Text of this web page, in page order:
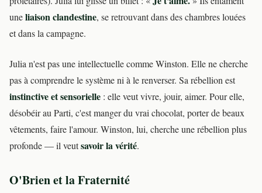
uneliaison clandestine, se retrouvant dans des chambres louées
et dans la campagne.
Julia n'est pas une intellectuelle comme Winston. Elle ne cherche
pas à comprendre le système ni à le renverser. Sa rébellion est
instinctive et sensorielle : elle veut vivre, jouir, aimer. Pour elle,
désobéir au Parti, c'est manger du vrai chocolat, porter de beaux
vêtements, faire l'amour. Winston, lui, cherche une rébellion plus
profonde — il veutsavoir la vérité.
O'Brien et la Fraternité